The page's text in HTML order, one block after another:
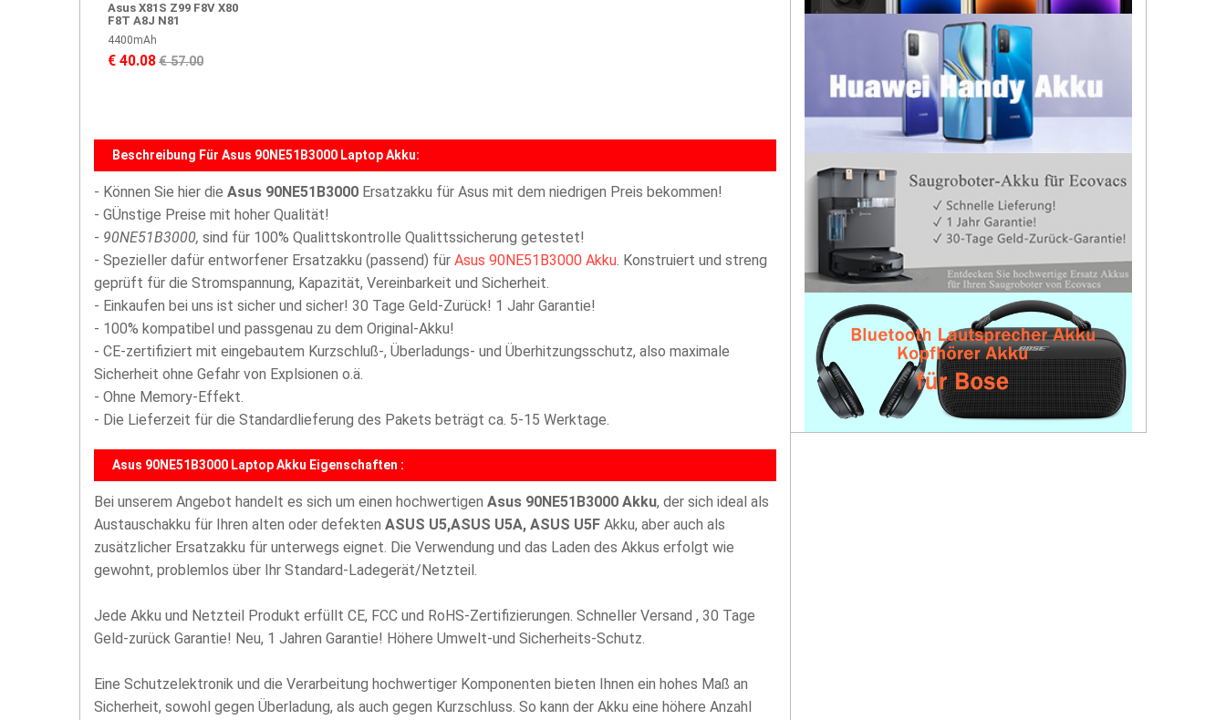
Asus X81S Z99 F8V X80
F8T A8J N81
4400mAh
€ 40.08€ 57.00
Beschreibung Für Asus 90NE51B3000 Laptop Akku:
- Können Sie hier die Asus 90NE51B3000 Ersatzakku für Asus mit dem niedrigen Preis bekommen!
- GÜnstige Preise mit hoher Qualität!
- 90NE51B3000, sind für 100% Qualittskontrolle Qualittssicherung getestet!
- Spezieller dafür entworfener Ersatzakku (passend) für Asus 90NE51B3000 Akku. Konstruiert und streng
geprüft für die Stromspannung, Kapazität, Vereinbarkeit und Sicherheit.
- Einkaufen bei uns ist sicher und sicher! 30 Tage Geld-Zurück! 1 Jahr Garantie!
- 100% kompatibel und passgenau zu dem Original-Akku!
- CE-zertifiziert mit eingebautem Kurzschluß-, Überladungs- und Überhitzungsschutz, also maximale
Sicherheit ohne Gefahr von Explsionen o.ä.
- Ohne Memory-Effekt.
- Die Lieferzeit für die Standardlieferung des Pakets beträgt ca. 5-15 Werktage.
Asus 90NE51B3000 Laptop Akku Eigenschaften :
Bei unserem Angebot handelt es sich um einen hochwertigen Asus 90NE51B3000 Akku, der sich ideal als
Austauschakku für Ihren alten oder defekten ASUS U5,ASUS U5A, ASUS U5F Akku, aber auch als
zusätzlicher Ersatzakku für unterwegs eignet. Die Verwendung und das Laden des Akkus erfolgt wie
gewohnt, problemlos über Ihr Standard-Ladegerät/Netzteil.
Jede Akku und Netzteil Produkt erfüllt CE, FCC und RoHS-Zertifizierungen. Schneller Versand , 30 Tage
Geld-zurück Garantie! Neu, 1 Jahren Garantie! Höhere Umwelt-und Sicherheits-Schutz.
Eine Schutzelektronik und die Verarbeitung hochwertiger Komponenten bieten Ihnen ein hohes Maß an
Sicherheit, sowohl gegen Überladung, als auch gegen Kurzschluss. So kann der Akku eine höhere Anzahl